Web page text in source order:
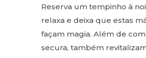
Reserva um tempinho à
relaxa e deixa que estas
façam magia. Além de
secura, também